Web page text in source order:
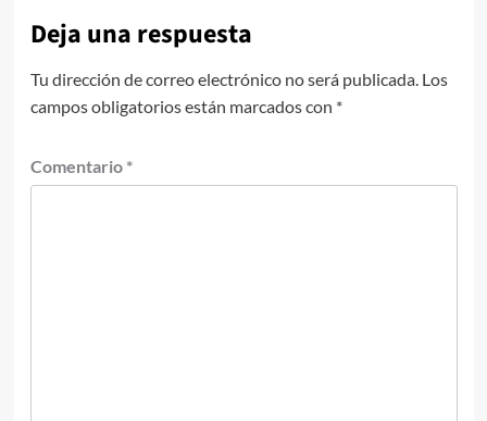
Deja una respuesta
Tu dirección de correo electrónico no será publicada. Los
campos obligatorios están marcados con *
Comentario *